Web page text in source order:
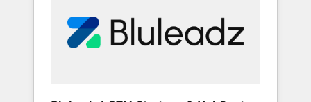
long-term value and a consistently strong
client experience.
Connectors, workflows, and data
architectures that make HubSpot the